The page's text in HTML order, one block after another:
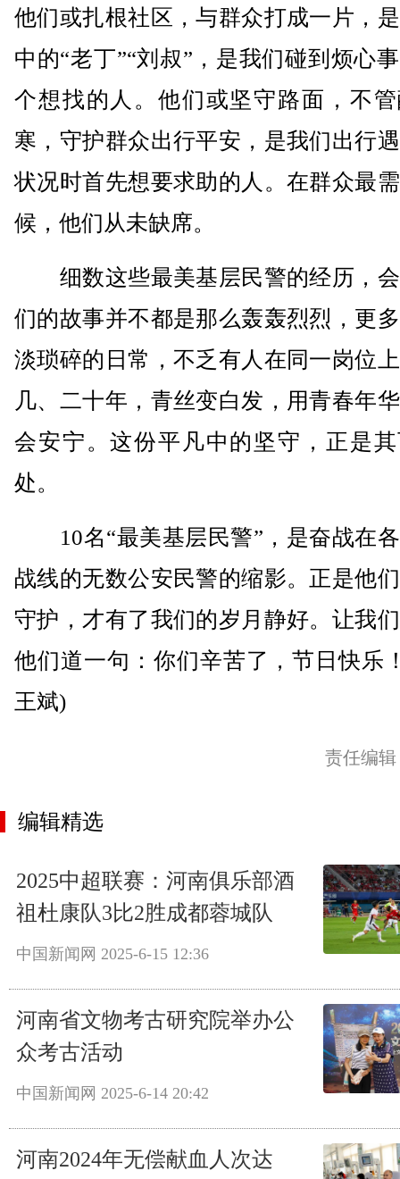
他们或扎根社区，与群众打成一片，
中的“老丁”“刘叔”，是我们碰到烦心
个想找的人。他们或坚守路面，不
寒，守护群众出行平安，是我们出行
状况时首先想要求助的人。在群众最
候，他们从未缺席。
细数这些最美基层民警的经历，
们的故事并不都是那么轰轰烈烈，更
淡琐碎的日常，不乏有人在同一岗位
几、二十年，青丝变白发，用青春年
会安宁。这份平凡中的坚守，正是
处。
10名“最美基层民警”，是奋战在
战线的无数公安民警的缩影。正是他
守护，才有了我们的岁月静好。让我
他们道一句：你们辛苦了，节日快乐
王斌)
责任编
编辑精选
2025中超联赛：河南俱乐部酒
祖杜康队3比2胜成都蓉城队
中国新闻网 2025-6-15 12:36
河南省文物考古研究院举办公
众考古活动
中国新闻网 2025-6-14 20:42
河南2024年无偿献血人次达